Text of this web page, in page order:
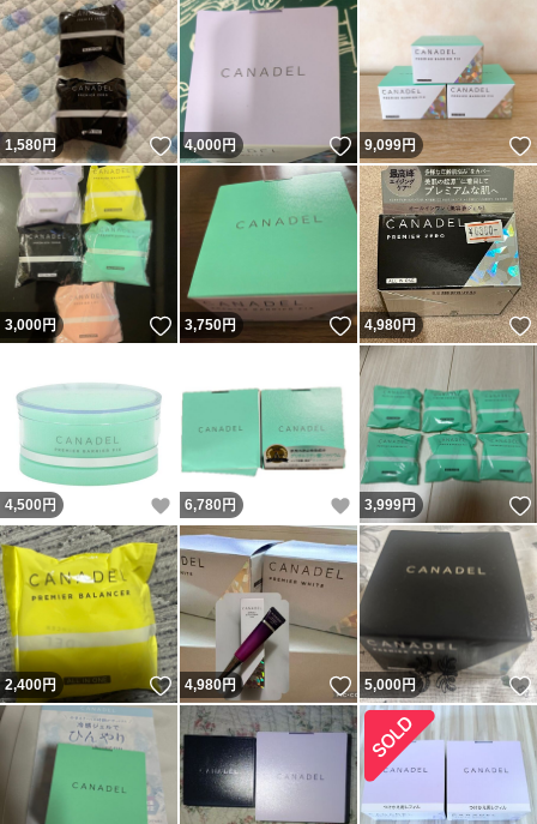
1,580円 いいね！
4,000円 いいね！
9,099円
3,000円 いいね！
3,750円 いいね！
4,980円
4,500 円 いいね！
6,780 円 いいね！
3,999円
2,400円 いいね！
4,980円 いいね！
5,000円